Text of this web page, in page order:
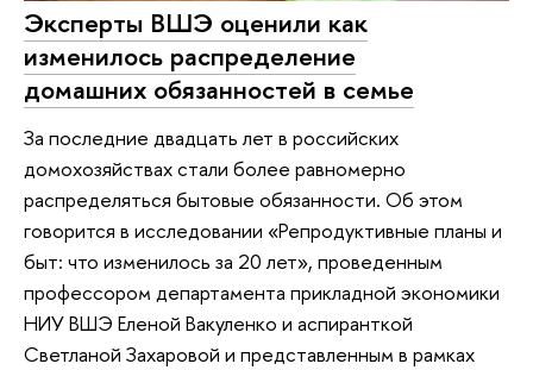
Эксперты ВШЭ оценили как
изменилось распределение
домашних обязанностей в семье
За последние двадцать лет в российских
домохозяйствах стали более равномерно
распределяться бытовые обязанности. Об этом
говорится в исследовании «Репродуктивные планы и
быт: что изменилось за 20 лет», проведенным
профессором департамента прикладной экономики
НИУ ВШЭ Еленой Вакуленко и аспиранткой
Светланой Захаровой и представленным в рамках